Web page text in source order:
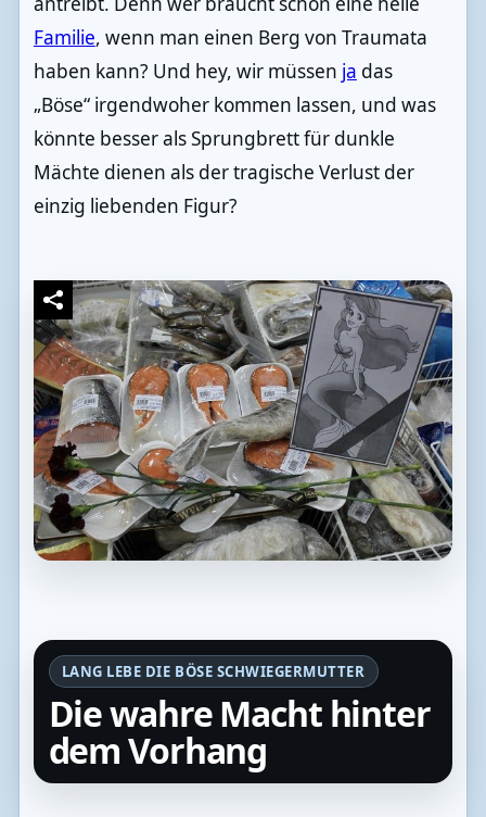
Familie, wenn man einen Berg von Traumata
haben kann? Und hey, wir müssen ja das
„Böse“ irgendwoher kommen lassen, und was
könnte besser als Sprungbrett für dunkle
Mächte dienen als der tragische Verlust der
einzig liebenden Figur?
LANG LEBE DIE BÖSE SCHWIEGERMUTTER
Die wahre Macht hinter
dem Vorhang